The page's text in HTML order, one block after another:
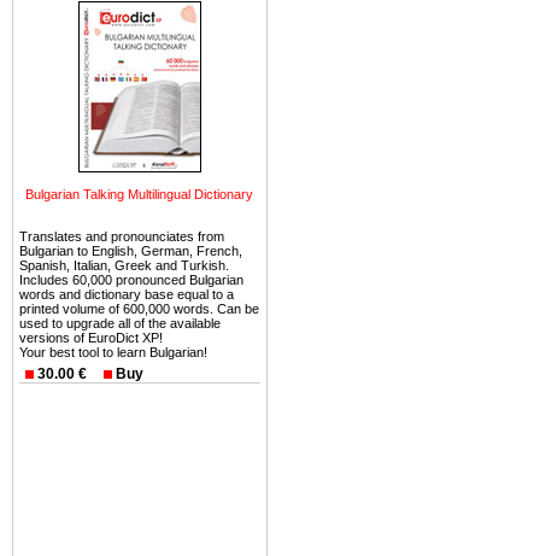
Bulgarian Talking Multilingual Dictionary
Translates and pronounciates from
Bulgarian to English, German, French,
Spanish, Italian, Greek and Turkish.
Includes 60,000 pronounced Bulgarian
words and dictionary base equal to a
printed volume of 600,000 words. Can be
used to upgrade all of the available
versions of EuroDict XP!
Your best tool to learn Bulgarian!
30.00 € Buy